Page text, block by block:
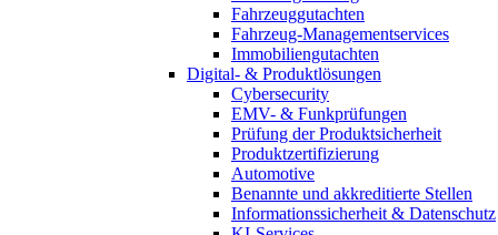
Fahrzeuggutachten
Fahrzeug-Managementservices
Immobiliengutachten
Digital- & Produktlösungen
Cybersecurity
EMV- & Funkprüfungen
Prüfung der Produktsicherheit
Produktzertifizierung
Automotive
Benannte und akkreditierte Stellen
Informationssicherheit & Datenschutz